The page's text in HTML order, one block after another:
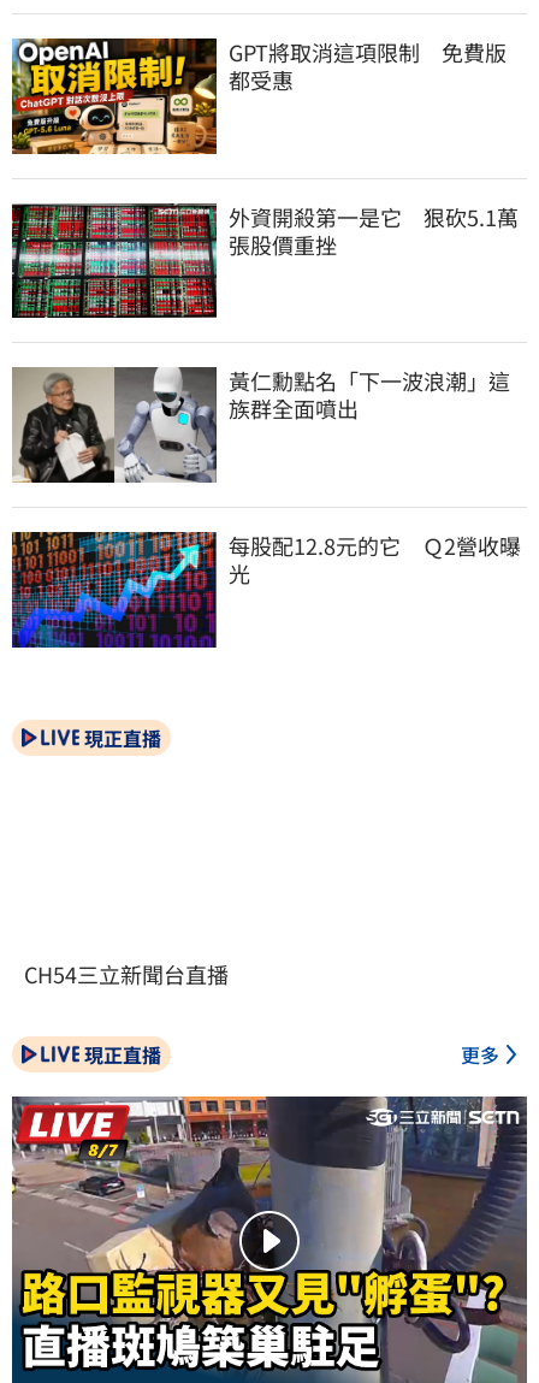
GPT將取消這項限制　免費版
都受惠
外資開殺第一是它　狠砍5.1萬
張股價重挫
黃仁勳點名「下一波浪潮」這
族群全面噴出
每股配12.8元的它　Ｑ2營收曝
光
現正直播
CH54三立新聞台直播
現正直播 更多